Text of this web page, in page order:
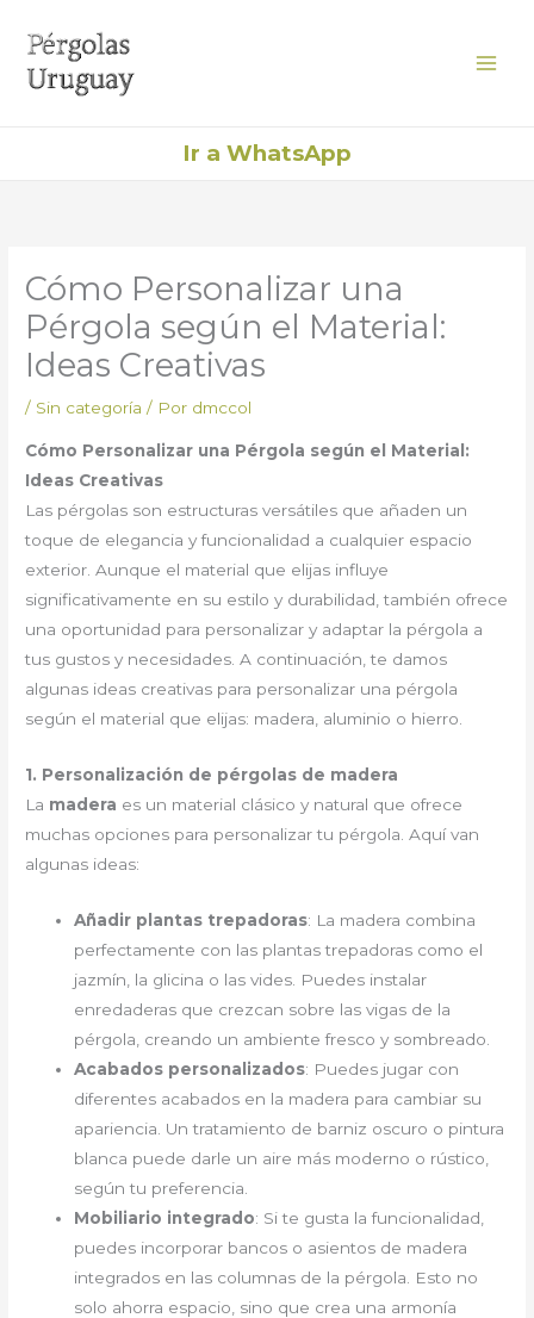
contenido
Ir a WhatsApp
Cómo Personalizar una
Pérgola según el Material:
Ideas Creativas
/ Sin categoría / Por dmccol
Cómo Personalizar una Pérgola según el Material:
Ideas Creativas
Las pérgolas son estructuras versátiles que añaden un
toque de elegancia y funcionalidad a cualquier espacio
exterior. Aunque el material que elijas influye
significativamente en su estilo y durabilidad, también ofrece
una oportunidad para personalizar y adaptar la pérgola a
tus gustos y necesidades. A continuación, te damos
algunas ideas creativas para personalizar una pérgola
según el material que elijas: madera, aluminio o hierro.
1. Personalización de pérgolas de madera
La madera es un material clásico y natural que ofrece
muchas opciones para personalizar tu pérgola. Aquí van
algunas ideas:
Añadir plantas trepadoras: La madera combina
perfectamente con las plantas trepadoras como el
jazmín, la glicina o las vides. Puedes instalar
enredaderas que crezcan sobre las vigas de la
pérgola, creando un ambiente fresco y sombreado.
Acabados personalizados: Puedes jugar con
diferentes acabados en la madera para cambiar su
apariencia. Un tratamiento de barniz oscuro o pintura
blanca puede darle un aire más moderno o rústico,
según tu preferencia.
Mobiliario integrado: Si te gusta la funcionalidad,
puedes incorporar bancos o asientos de madera
integrados en las columnas de la pérgola. Esto no
solo ahorra espacio, sino que crea una armonía